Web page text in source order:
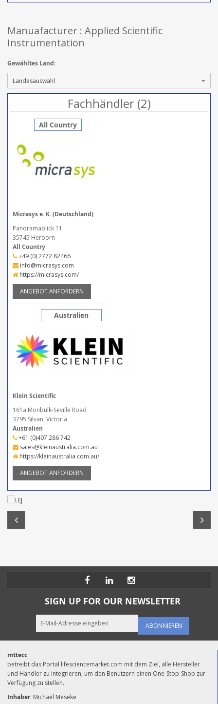
Manuafacturer : Applied Scientific
Instrumentation
Gewähltes Land:
Fachhändler (2)
All Country
Micrasys e. K. (Deutschland)
Panoramablick 11
35745 Herborn
All Country
+49 (0) 2772 82466
info@micrasys.com
https://micrasys.com/
ANGEBOT ANFORDERN
Australien
Klein Scientific
161a Monbulk-Seville Road
3795 Silvan, Victoria
Australien
+61 (0)407 286 742
sales@kleinaustralia.com.au
https://kleinaustralia.com.au/
ANGEBOT ANFORDERN
SIGN UP FOR OUR NEWSLETTER
ABONNIEREN
mttecc
betreibt das Portal lifesciencemarket.com mit dem Ziel, alle Hersteller
und Händler zu integrieren, um den Benutzern einen One-Stop-Shop zur
Verfügung zu stellen.
Inhaber: Michael Meseke